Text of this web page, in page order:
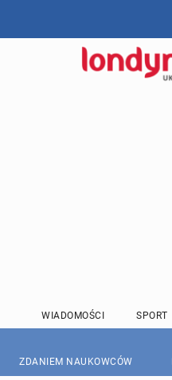
WIADOMOŚCI SPORT
ZDANIEM NAUKOWCÓW